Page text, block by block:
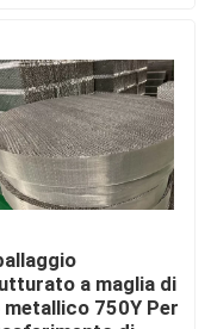
a maglia di
750Y Per